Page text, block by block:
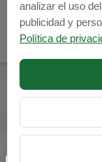
analizar el uso
publicidad y
Política de